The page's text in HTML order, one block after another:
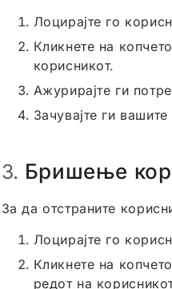
Лоцирајте го
Кликнете на
корисникот.
Ажурирајте ги
Зачувајте ги
3. Бришење
За да отстраните
Лоцирајте го
Кликнете на
редот на